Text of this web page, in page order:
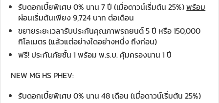
รับดอกเบี้ยพิเศษ 0% นาน 7 ปี (เมื่อดาวน์เริ่มต้น 25%)พร้อม
ผ่อนเริ่มต้นเพียง 9,724 บาท ต่อเดือน
ขยายระยะเวลารับประกันคุณภาพรถยนต์ 5 ปี หรือ 150,000
กิโลเมตร (แล้วแต่อย่างใดอย่างหนึ่ง ถึงก่อน)
ฟรี! ประกันภัยชั้น 1 พร้อม พ.ร.บ. คุ้มครองนาน 1 ปี
NEW MG HS PHEV:
รับดอกเบี้ยพิเศษ 0% นาน 48 เดือน (เมื่อดาวน์เริ่มต้น 25%)